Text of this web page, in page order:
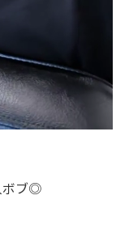
ボブ◎